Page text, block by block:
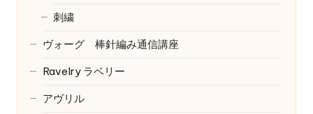
刺繍
ヴォーグ 棒針編み通信講座
Ravelry ラベリー
アヴリル